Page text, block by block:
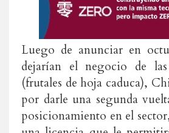
Luego de anunciar en
dejarían el negocio de las
(frutales de hoja caduca),
por darle una segunda
posicionamiento en el